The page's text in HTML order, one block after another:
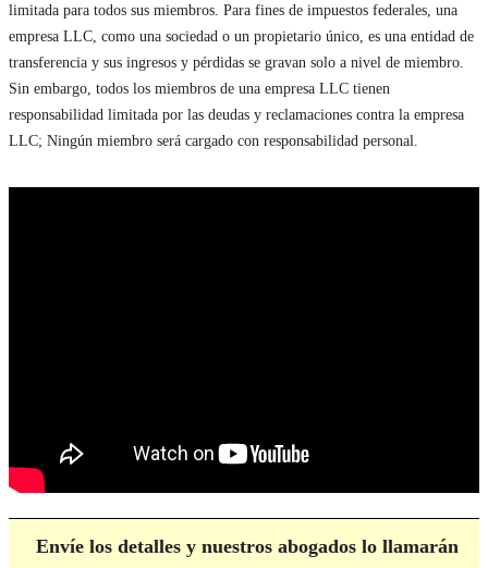
limitada para todos sus miembros. Para fines de impuestos federales, una
empresa LLC, como una sociedad o un propietario único, es una entidad de
transferencia y sus ingresos y pérdidas se gravan solo a nivel de miembro.
Sin embargo, todos los miembros de una empresa LLC tienen
responsabilidad limitada por las deudas y reclamaciones contra la empresa
LLC; Ningún miembro será cargado con responsabilidad personal.
Envíe los detalles y nuestros abogados lo llamarán